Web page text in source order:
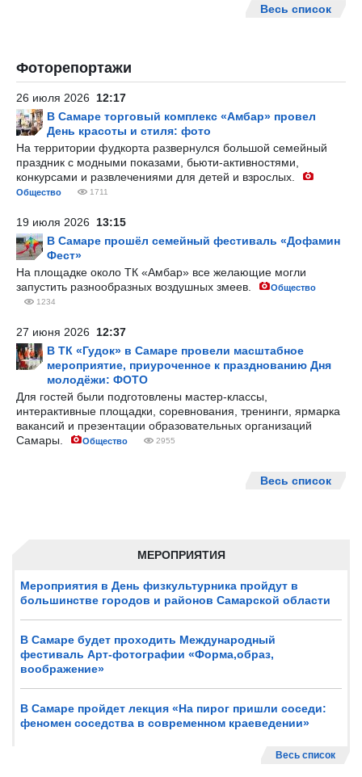
МЕРОПРИЯТИЯ
Мероприятия в День физкультурника пройдут в
большинстве городов и районов Самарской области
В Самаре будет проходить Международный
фестиваль Арт-фотографии «Форма,образ,
воображение»
В Самаре пройдет лекция «На пирог пришли соседи:
феномен соседства в современном краеведении»
Весь список
Весь список
Фоторепортажи
26 июля 2026 12:17
В Самаре торговый комплекс «Амбар» провел
День красоты и стиля: фото
На территории фудкорта развернулся большой семейный
праздник с модными показами, бьюти-активностями,
конкурсами и развлечениями для детей и взрослых.
Общество 1711
19 июля 2026 13:15
В Самаре прошёл семейный фестиваль «Дофамин
Фест»
На площадке около ТК «Амбар» все желающие могли
запустить разнообразных воздушных змеев.
Общество
1234
27 июня 2026 12:37
В ТК «Гудок» в Самаре провели масштабное
мероприятие, приуроченное к празднованию Дня
молодёжи: ФОТО
Для гостей были подготовлены мастер-классы,
интерактивные площадки, соревнования, тренинги, ярмарка
вакансий и презентации образовательных организаций
Самары.
Общество 2955
Весь список